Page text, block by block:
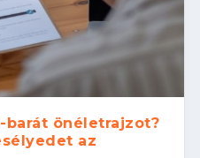
barát önéletrajzot?
az